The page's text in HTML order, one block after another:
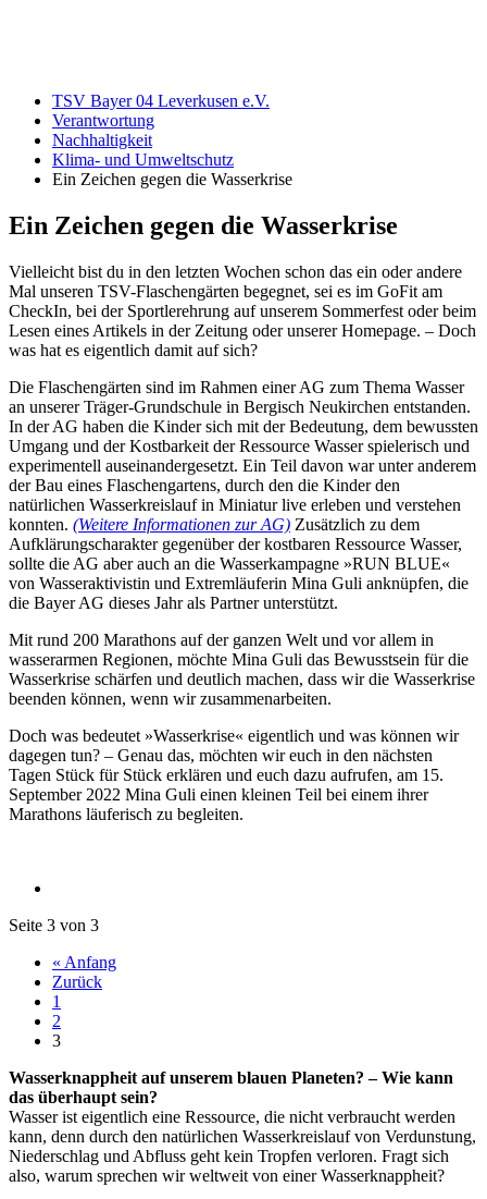
TSV Bayer 04 Leverkusen e.V.
Verantwortung
Nachhaltigkeit
Klima- und Umweltschutz
Ein Zeichen gegen die Wasserkrise
Ein Zeichen gegen die Wasserkrise
Vielleicht bist du in den letzten Wochen schon das ein oder andere
Mal unseren TSV-Flaschengärten begegnet, sei es im GoFit am
CheckIn, bei der Sportlerehrung auf unserem Sommerfest oder beim
Lesen eines Artikels in der Zeitung oder unserer Homepage. – Doch
was hat es eigentlich damit auf sich?
Die Flaschengärten sind im Rahmen einer AG zum Thema Wasser
an unserer Träger-Grundschule in Bergisch Neukirchen entstanden.
In der AG haben die Kinder sich mit der Bedeutung, dem bewussten
Umgang und der Kostbarkeit der Ressource Wasser spielerisch und
experimentell auseinandergesetzt. Ein Teil davon war unter anderem
der Bau eines Flaschengartens, durch den die Kinder den
natürlichen Wasserkreislauf in Miniatur live erleben und verstehen
konnten. (Weitere Informationen zur AG) Zusätzlich zu dem
Aufklärungscharakter gegenüber der kostbaren Ressource Wasser,
sollte die AG aber auch an die Wasserkampagne »RUN BLUE«
von Wasseraktivistin und Extremläuferin Mina Guli anknüpfen, die
die Bayer AG dieses Jahr als Partner unterstützt.
Mit rund 200 Marathons auf der ganzen Welt und vor allem in
wasserarmen Regionen, möchte Mina Guli das Bewusstsein für die
Wasserkrise schärfen und deutlich machen, dass wir die Wasserkrise
beenden können, wenn wir zusammenarbeiten.
Doch was bedeutet »Wasserkrise« eigentlich und was können wir
dagegen tun? – Genau das, möchten wir euch in den nächsten
Tagen Stück für Stück erklären und euch dazu aufrufen, am 15.
September 2022 Mina Guli einen kleinen Teil bei einem ihrer
Marathons läuferisch zu begleiten.
Seite 3 von 3
« Anfang
Zurück
1
2
3
Wasserknappheit auf unserem blauen Planeten? – Wie kann
das überhaupt sein?
Wasser ist eigentlich eine Ressource, die nicht verbraucht werden
kann, denn durch den natürlichen Wasserkreislauf von Verdunstung,
Niederschlag und Abfluss geht kein Tropfen verloren. Fragt sich
also, warum sprechen wir weltweit von einer Wasserknappheit?